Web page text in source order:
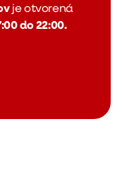
je otvorená
do 22:00.